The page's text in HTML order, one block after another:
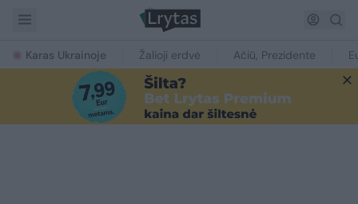
Karas Ukrainoje Žalioji erdvė Ačiū, Prezidente